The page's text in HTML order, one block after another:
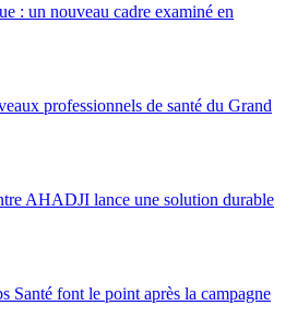
: un nouveau cadre examiné en
professionnels de santé du Grand
AHADJI lance une solution durable
Santé font le point après la campagne